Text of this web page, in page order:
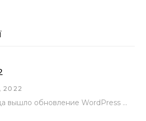
2022
30 августа 2022 года вышло обновление WordPress под номером 6.0.2 . Эта версия доступна для скачивания с сайта wordpress.org…